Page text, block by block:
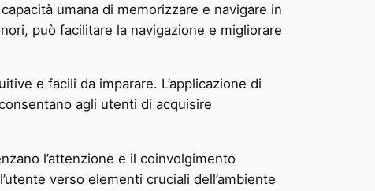
umana di memorizzare e navigare in
può facilitare la navigazione e migliorare
e facili da imparare. L’applicazione di
agli utenti di acquisire
l’attenzione e il coinvolgimento
verso elementi cruciali dell’ambiente